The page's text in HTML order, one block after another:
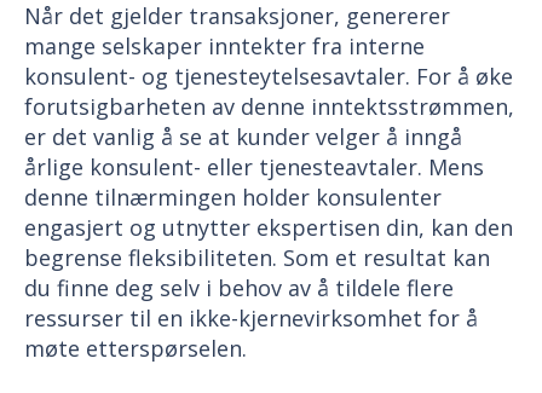
Når det gjelder transaksjoner, genererer
mange selskaper inntekter fra interne
konsulent- og tjenesteytelsesavtaler. For å øke
forutsigbarheten av denne inntektsstrømmen,
er det vanlig å se at kunder velger å inngå
årlige konsulent- eller tjenesteavtaler. Mens
denne tilnærmingen holder konsulenter
engasjert og utnytter ekspertisen din, kan den
begrense fleksibiliteten. Som et resultat kan
du finne deg selv i behov av å tildele flere
ressurser til en ikke-kjernevirksomhet for å
møte etterspørselen.